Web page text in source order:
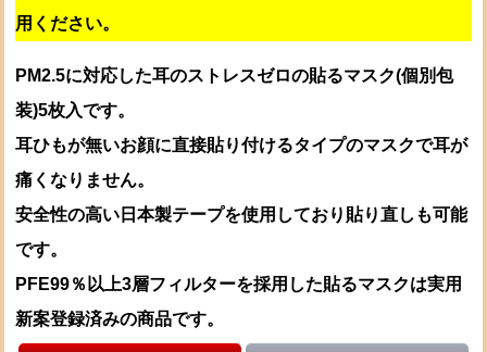
用ください。
PM2.5に対応した耳のストレスゼロの貼るマスク(個別包
装)5枚入です。
耳ひもが無いお顔に直接貼り付けるタイプのマスクで耳が
痛くなりません。
安全性の高い日本製テープを使用しており貼り直しも可能
です。
PFE99％以上3層フィルターを採用した貼るマスクは実用
新案登録済みの商品です。